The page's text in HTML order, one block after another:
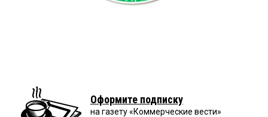
Оформите подписку
на газету «Коммерческие вести»